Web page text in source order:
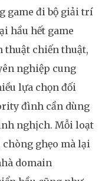
game đi bộ giải trí
hầu hết game
thuật chiến thuật,
nghiệp cung
lựa chọn đối
đình cần dùng
nghịch. Mỗi loạt
ghẹo mà lại
domain